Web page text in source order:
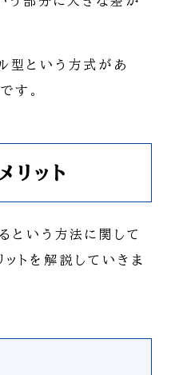
型という方式があ
す。
リット
という方法に関して
ットを解説していきま